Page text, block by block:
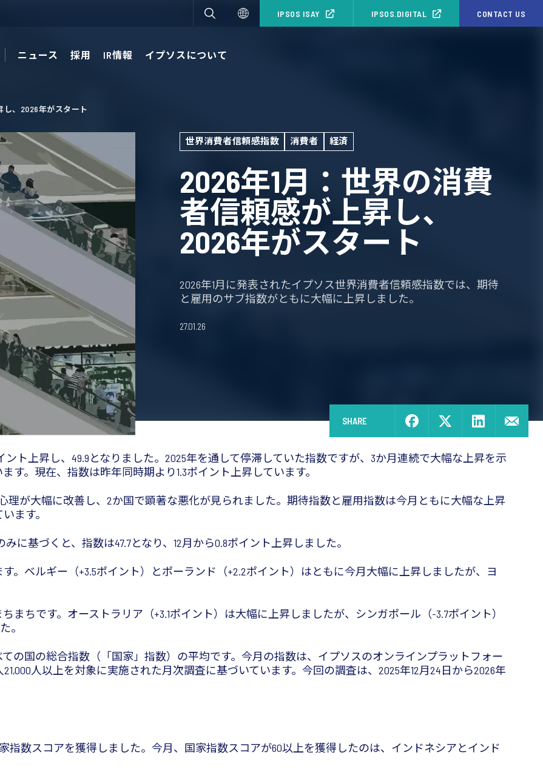
IPSOS ISAY IPSOS.DIGITAL CONTACT US
ニュース 採用 IR情報 イプソスについて
し、2026年がスタート
世界消費者信頼感指数 消費者 経済
2026年1月：世界の消費
者信頼感が上昇し、
2026年がスタート
2026年1月に発表されたイプソス世界消費者信頼感指数では、期待
と雇用のサブ指数がともに大幅に上昇しました。
27.01.26
SHARE
ト上昇し、49.9となりました。2025年を通して停滞していた指数ですが、3か月連続で大幅な上昇を示
す。現在、指数は昨年同時期より1.3ポイント上昇しています。
理が大幅に改善し、2か国で顕著な悪化が見られました。期待指数と雇用指数は今月ともに大幅な上昇
ます。
に基づくと、指数は47.7となり、12月から0.8ポイント上昇しました。
。ベルギー（+3.5ポイント）とポーランド（+2.2ポイント）はともに今月大幅に上昇しましたが、ヨ
まちです。オーストラリア（+3.1ポイント）は大幅に上昇しましたが、シンガポール（-3.7ポイント）
。
の国の総合指数（「国家」指数）の平均です。今月の指数は、イプソスのオンラインプラットフォー
21,000人以上を対象に実施された月次調査に基づいています。今回の調査は、2025年12月24日から2026年
指数スコアを獲得しました。今月、国家指数スコアが60以上を獲得したのは、インドネシアとインド